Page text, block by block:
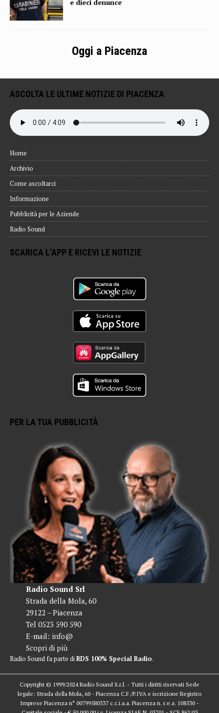
e dieci denunce
Oggi a Piacenza
ASCOLTA LE ULTIME NOTIZIE DI PIACENZA
Home
Archivio
Come ascoltarci
Informazione
Pubblicità per le Aziende
Radio Sound
SCARICA L’APP E RICEVI LE NOTIZIE
PER LA TUA PUBBLICITÀ
Radio Sound Srl
Strada della Mola, 60
29122 – Piacenza
Tel 0523 590 590
E-mail: info@
Scopri di più
Radio Sound fa parte diRDS 100% Special Radio.
Copyright © 1999/2024 Radio Sound S.r.l. - Tutti i diritti riservati Sede
legale: Strada della Mola, 60 - Piacenza C.F./P.IVA e iscrizione Registro
Imprese Piacenza n° 00799580337 c.c.i.a.a. Piacenza n. r.e.a. 108530 -